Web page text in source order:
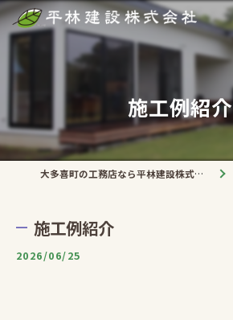
施工例紹介
大多喜町の工務店なら平林建設株式会社
施工例紹介
2026/06/25